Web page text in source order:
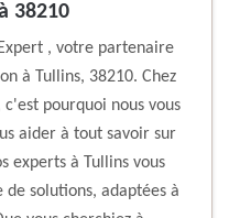
38210
, votre partenaire
à Tullins, 38210. Chez
pourquoi nous vous
aider à tout savoir sur
experts à Tullins vous
solutions, adaptées à